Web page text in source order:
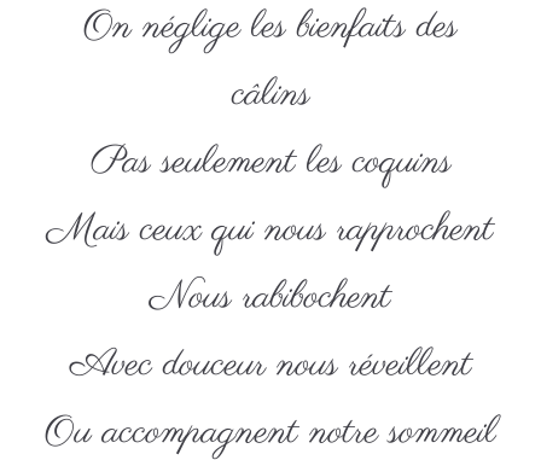
On néglige les bienfaits des
câlins
Pas seulement les coquins
Mais ceux qui nous rapprochent
Nous rabibochent
Avec douceur nous réveillent
Ou accompagnent notre sommeil